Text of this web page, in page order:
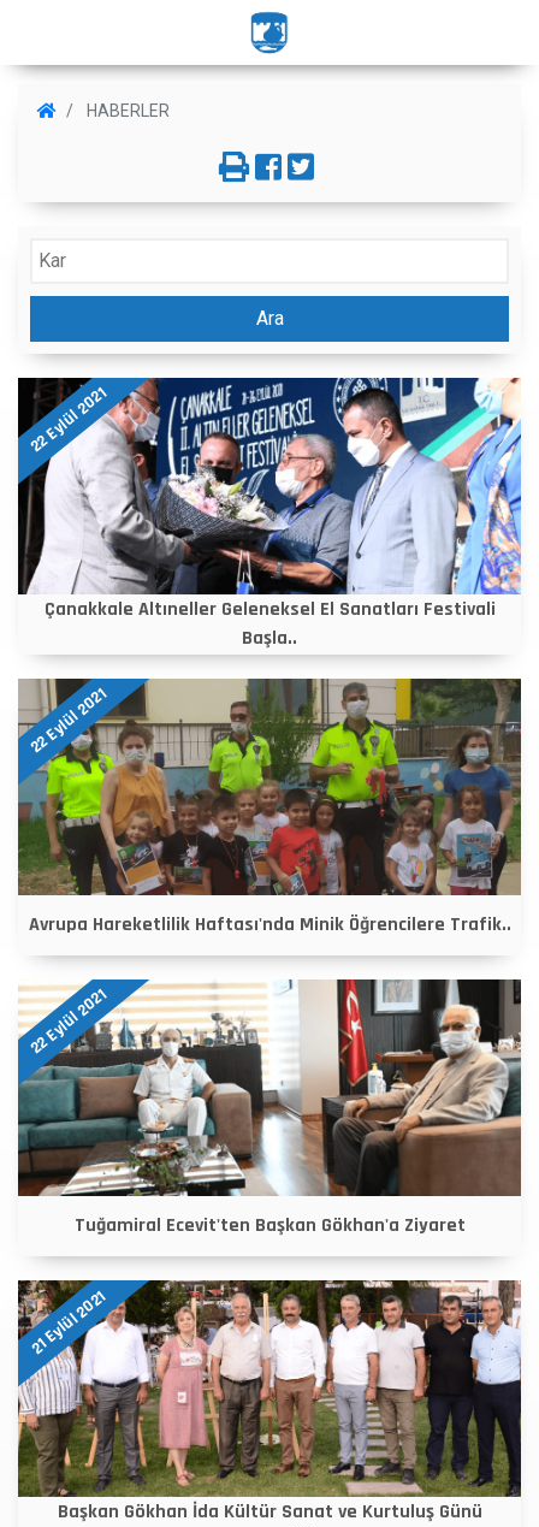
HABERLER
Ara
22 Eylül 2021
Çanakkale Altıneller Geleneksel El Sanatları Festivali
Başla..
22 Eylül 2021
Avrupa Hareketlilik Haftası'nda Minik Öğrencilere Trafik..
22 Eylül 2021
Tuğamiral Ecevit'ten Başkan Gökhan'a Ziyaret
21 Eylül 2021
Başkan Gökhan İda Kültür Sanat ve Kurtuluş Günü